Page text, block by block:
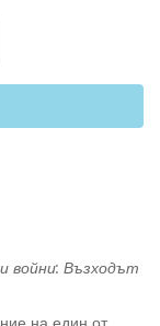
войни: Възходът